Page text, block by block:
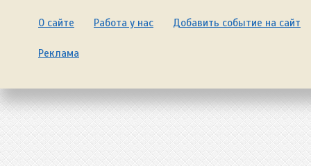
О сайте Работа у нас Добавить событие на сайт
Реклама